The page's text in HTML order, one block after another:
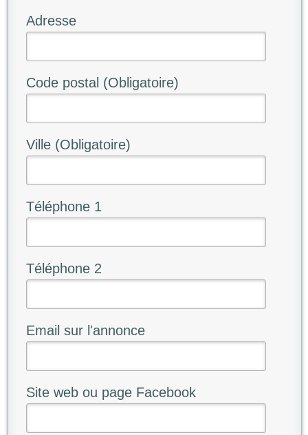
Adresse
Code postal (Obligatoire)
Ville (Obligatoire)
Téléphone 1
Téléphone 2
Email sur l'annonce
Site web ou page Facebook